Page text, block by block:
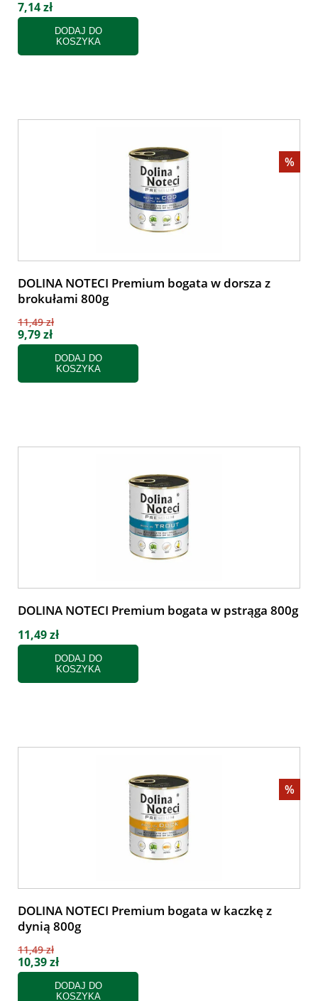
7,14 zł
DODAJ DO
KOSZYKA
%
DOLINA NOTECI Premium bogata w dorsza z
brokułami 800g
11,49 zł
9,79 zł
DODAJ DO
KOSZYKA
DOLINA NOTECI Premium bogata w pstrąga 800g
11,49 zł
DODAJ DO
KOSZYKA
%
DOLINA NOTECI Premium bogata w kaczkę z
dynią 800g
11,49 zł
10,39 zł
DODAJ DO
KOSZYKA